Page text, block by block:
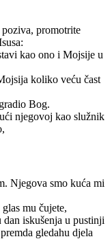
poziva, promotrite
kao ono i Mojsije u
koliko veću čast
Bog.
njegovoj kao služnik
Njegova smo kuća mi
mu čujete,
iskušenja u pustinji
gledahu djela